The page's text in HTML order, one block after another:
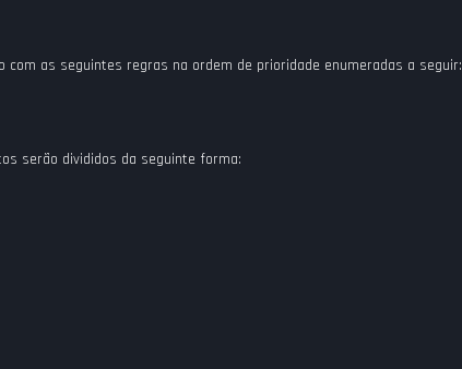
as seguintes regras na ordem de prioridade enumeradas a seguir:
serão divididos da seguinte forma: